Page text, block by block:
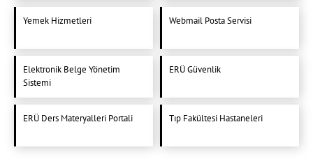
Yemek Hizmetleri Webmail Posta Servisi
Elektronik Belge Yönetim
Sistemi
ERÜ Güvenlik
ERÜ Ders Materyalleri Portali Tıp Fakültesi Hastaneleri